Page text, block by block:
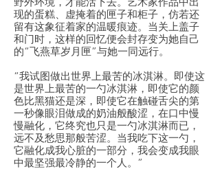
现的蛋糕、虚掩着的匣子和柜子，仿若还
留有这象征着家的温暖痕迹。当关上盖子
和门时，这样的回忆便会封存变为她自己
的“飞燕草岁月匣”与她一同远行。
“我试图做出世界上最苦的冰淇淋。即使这
是世界上最苦的一勺冰淇淋，即使它的颜
色比黑猫还是深，即使它在触碰舌尖的第
一秒像眼泪做成的奶油般酸涩，在口中慢
慢融化，它终究也只是一勺冰淇淋而已，
远不及愁思那般苦涩。当我吃下这一勺，
它融化成我心脏的一部分，我会变成我眼
中最坚强最冷静的一个人。”